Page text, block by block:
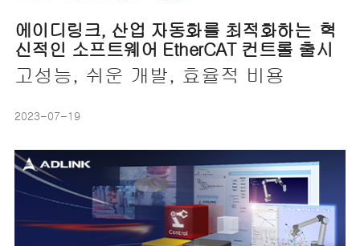
에이디링크, 산업 자동화를 최적화하는 혁
신적인 소프트웨어 EtherCAT 컨트롤 출시
고성능, 쉬운 개발, 효율적 비용
2023-07-19